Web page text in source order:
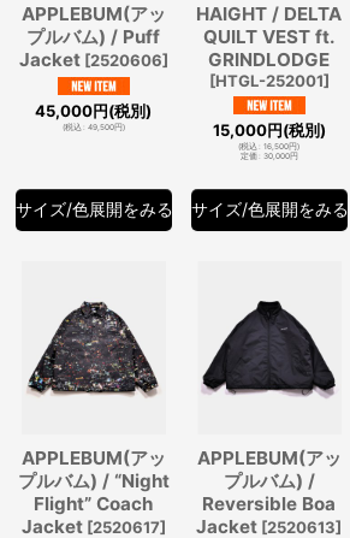
APPLEBUM(アッ
プルバム) / Puff
Jacket [2520606]
45,000円(税別)
(税込: 49,500円)
サイズ/色展開をみる
HAIGHT / DELTA
QUILT VEST ft.
GRINDLODGE
[HTGL-252001]
15,000円(税別)
(税込: 16,500円)
定価: 30,000円
サイズ/色展開をみる
APPLEBUM(アッ
プルバム) / “Night
Flight” Coach
Jacket [2520617]
APPLEBUM(アッ
プルバム) /
Reversible Boa
Jacket [2520613]